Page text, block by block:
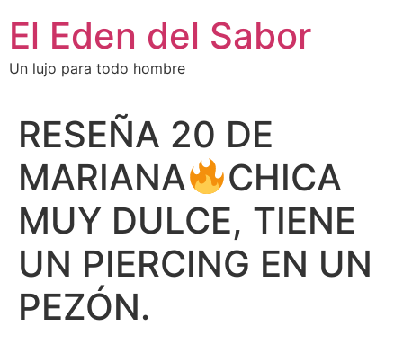
El Eden del Sabor
Un lujo para todo hombre
RESEÑA 20 DE
MARIANA
CHICA
MUY DULCE, TIENE
UN PIERCING EN UN
PEZÓN.